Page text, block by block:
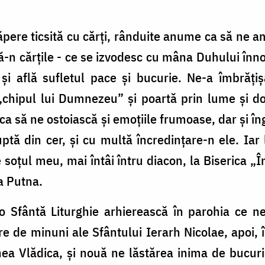
ticsită cu cărți, rânduite anume ca să ne
n cărțile - ce se izvodesc cu mâna Duhului
află sufletul pace și bucurie. Ne-a
lui Dumnezeu” și poartă prin lume și
să ne ostoiască și emoțiile frumoase, dar și
din cer, și cu multă încredințare-n ele.
meu, mai întâi întru diacon, la Biserica
Putna.
Liturghie arhierească în parohia ce
de minuni ale Sfântului Ierarh Nicolae,
Vlădica, și nouă ne lăstărea inima de